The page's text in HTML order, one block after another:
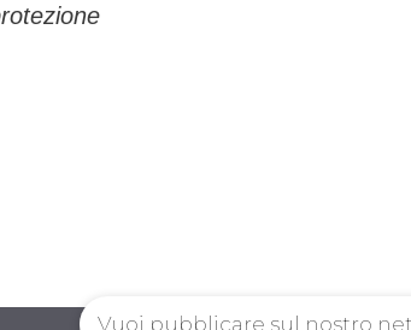
Vuoi pubblicare sul nostro